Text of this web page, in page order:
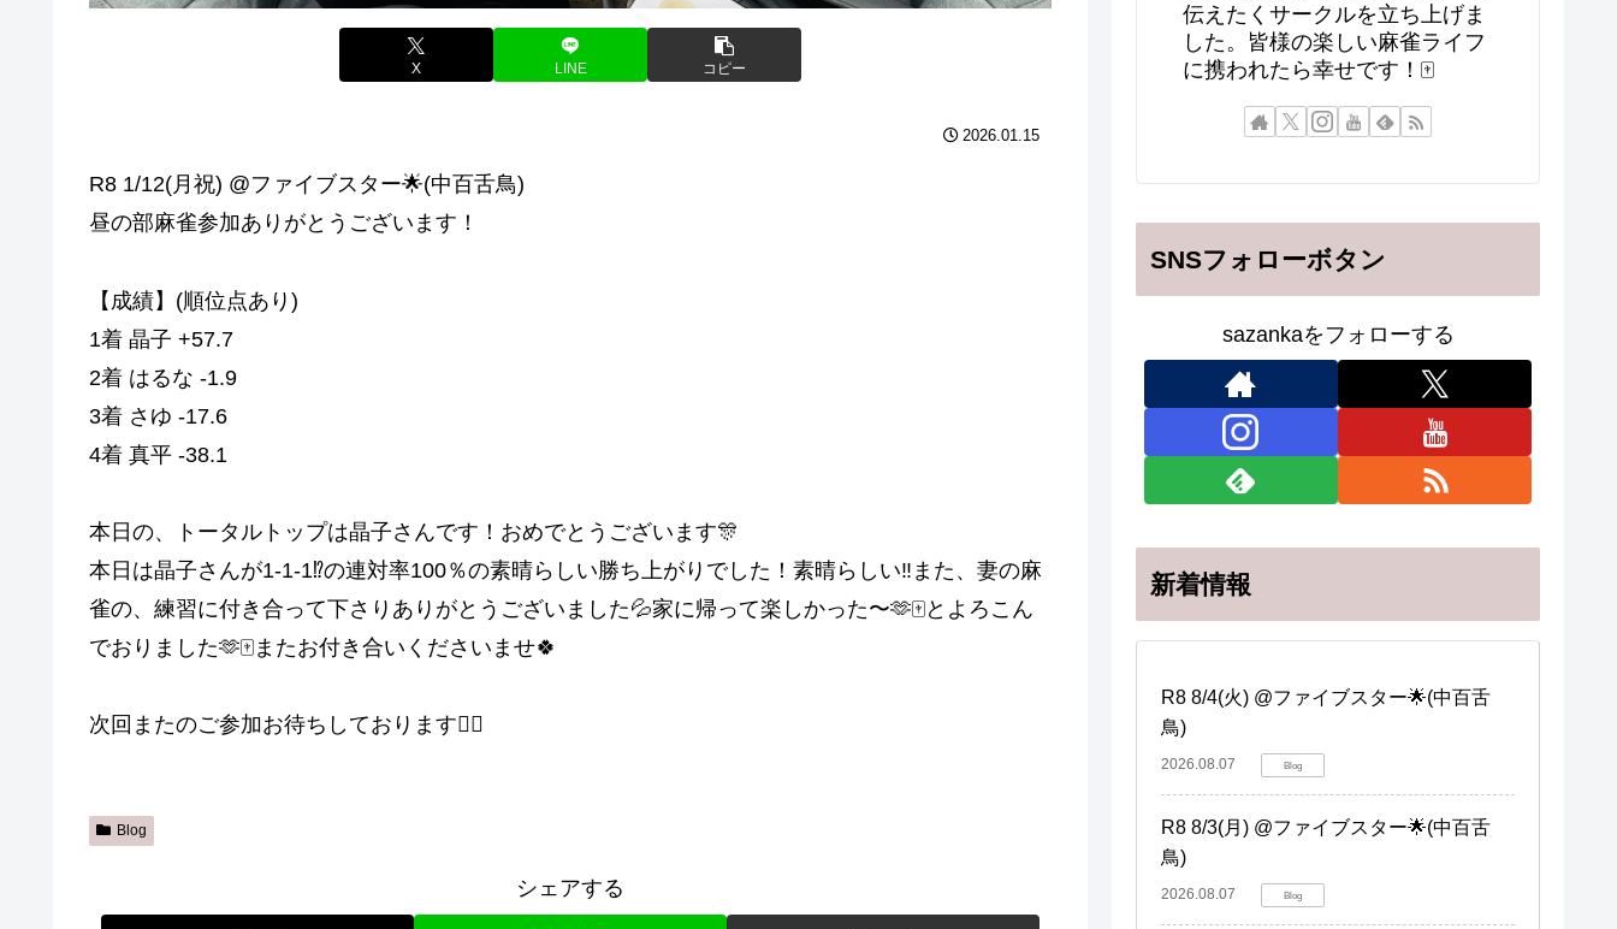
X LINE コピー
2026.01.15
R8 1/12(月祝) @ファイブスター🌟(中百舌鳥)
昼の部麻雀参加ありがとうございます！
【成績】(順位点あり)
1着 晶子 +57.7
2着 はるな -1.9
3着 さゆ -17.6
4着 真平 -38.1
本日の、トータルトップは晶子さんです！おめでとうございます🎊
本日は晶子さんが1-1-1⁉️の連対率100％の素晴らしい勝ち上がりでした！素晴らしい‼️また、妻の麻
雀の、練習に付き合って下さりありがとうございました💦家に帰って楽しかった〜🫶🀄️とよろこん
でおりました🫶🀄️またお付き合いくださいませ🍀
次回またのご参加お待ちしております🙇‍♀️
Blog
シェアする
伝えたくサークルを立ち上げま
した。皆様の楽しい麻雀ライフ
に携われたら幸せです！🀄
SNSフォローボタン
sazankaをフォローする
新着情報
R8 8/4(火) @ファイブスター🌟(中百舌
鳥)
2026.08.07 Blog
R8 8/3(月) @ファイブスター🌟(中百舌
鳥)
2026.08.07 Blog